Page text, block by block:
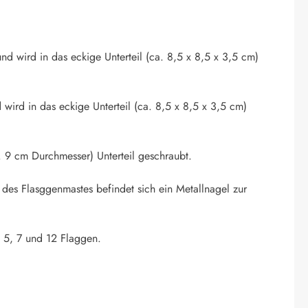
wird in das eckige Unterteil (ca. 8,5 x 8,5 x 3,5 cm)
wird in das eckige Unterteil (ca. 8,5 x 8,5 x 3,5 cm)
cm Durchmesser) Unterteil geschraubt.
Flasggenmastes befindet sich ein Metallnagel zur
7 und 12 Flaggen.